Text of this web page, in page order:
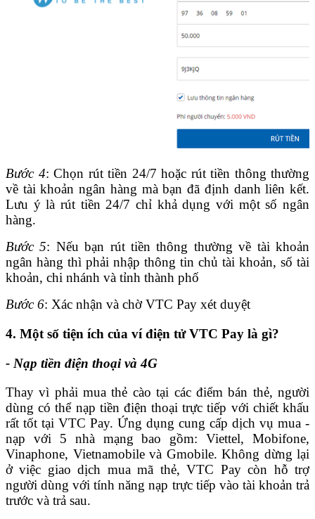
Bước 4: Chọn rút tiền 24/7 hoặc rút tiền thông thường
về tài khoản ngân hàng mà bạn đã định danh liên kết.
Lưu ý là rút tiền 24/7 chỉ khả dụng với một số ngân
hàng.
Bước 5: Nếu bạn rút tiền thông thường về tài khoản
ngân hàng thì phải nhập thông tin chủ tài khoản, số tài
khoản, chi nhánh và tỉnh thành phố
Bước 6: Xác nhận và chờ VTC Pay xét duyệt
4. Một số tiện ích của ví điện tử VTC Pay là gì?
- Nạp tiền điện thoại và 4G
Thay vì phải mua thẻ cào tại các điểm bán thẻ, người
dùng có thể nạp tiền điện thoại trực tiếp với chiết khấu
rất tốt tại VTC Pay. Ứng dụng cung cấp dịch vụ mua -
nạp với 5 nhà mạng bao gồm: Viettel, Mobifone,
Vinaphone, Vietnamobile và Gmobile. Không dừng lại
ở việc giao dịch mua mã thẻ, VTC Pay còn hỗ trợ
người dùng với tính năng nạp trực tiếp vào tài khoản trả
trước và trả sau.